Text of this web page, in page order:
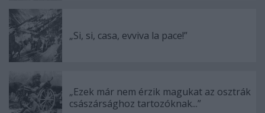
„Si, si, casa, evviva la pace!”
„Ezek már nem érzik magukat az osztrák
császársághoz tartozóknak...”